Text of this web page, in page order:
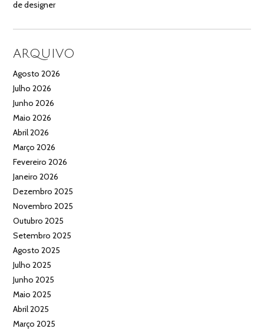
de designer
ARQUIVO
Agosto 2026
Julho 2026
Junho 2026
Maio 2026
Abril 2026
Março 2026
Fevereiro 2026
Janeiro 2026
Dezembro 2025
Novembro 2025
Outubro 2025
Setembro 2025
Agosto 2025
Julho 2025
Junho 2025
Maio 2025
Abril 2025
Março 2025